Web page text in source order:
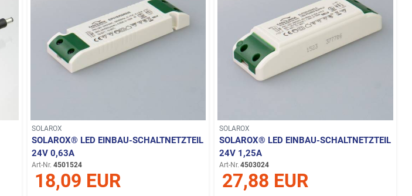
SOLAROX
SOLAROX® LED EINBAU-SCHALTNETZTEIL
24V 0,63A
Art-Nr. 4501524
18,09 EUR
SOLAROX
SOLAROX® LED EINBAU-SCHALTNETZTEIL
24V 1,25A
Art-Nr. 4503024
27,88 EUR